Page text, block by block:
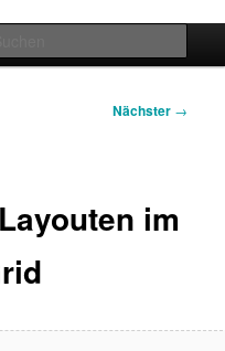
e.V.
Nächster →
im